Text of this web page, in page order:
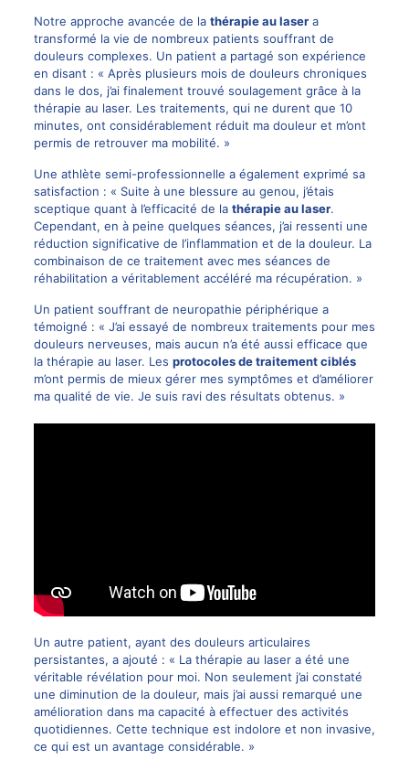
Notre approche avancée de la thérapie au lasera
transformé la vie de nombreux patients souffrant de
douleurs complexes. Un patient a partagé son expérience
en disant : « Après plusieurs mois de douleurs chroniques
dans le dos, j’ai finalement trouvé soulagement grâce à la
thérapie au laser. Les traitements, qui ne durent que 10
minutes, ont considérablement réduit ma douleur et m’ont
permis de retrouver ma mobilité. »
Une athlète semi-professionnelle a également exprimé sa
satisfaction : « Suite à une blessure au genou, j’étais
sceptique quant à l’efficacité de la thérapie au laser.
Cependant, en à peine quelques séances, j’ai ressenti une
réduction significative de l’inflammation et de la douleur. La
combinaison de ce traitement avec mes séances de
réhabilitation a véritablement accéléré ma récupération. »
Un patient souffrant de neuropathie périphérique a
témoigné : « J’ai essayé de nombreux traitements pour mes
douleurs nerveuses, mais aucun n’a été aussi efficace que
la thérapie au laser. Les protocoles de traitement ciblés
m’ont permis de mieux gérer mes symptômes et d’améliorer
ma qualité de vie. Je suis ravi des résultats obtenus. »
Un autre patient, ayant des douleurs articulaires
persistantes, a ajouté : « La thérapie au laser a été une
véritable révélation pour moi. Non seulement j’ai constaté
une diminution de la douleur, mais j’ai aussi remarqué une
amélioration dans ma capacité à effectuer des activités
quotidiennes. Cette technique est indolore et non invasive,
ce qui est un avantage considérable. »